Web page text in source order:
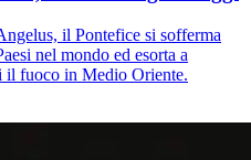
il Pontefice si sofferma
nel mondo ed esorta a
il fuoco in Medio Oriente.